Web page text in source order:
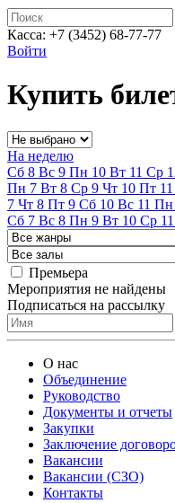
Касса: +7 (3452) 68-77-77
Войти
Купить
На неделю
Сб 8 Вс 9 Пн 10 Вт 11 Ср
Пн 7 Вт 8 Ср 9 Чт 10 Пт 11
7 Чт 8 Пт 9 Сб 10 Вс 11 Пн
Сб 7 Вс 8 Пн 9 Вт 10 Ср 11
Премьера
Мероприятия не найдены
Подписаться на рассылку
О нас
Объединение
Руководство
Документы и отчеты
Закупки
Заключение
Вакансии
Вакансии (СЗО)
Контакты